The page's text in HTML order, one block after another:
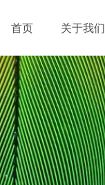
首页 关于我们